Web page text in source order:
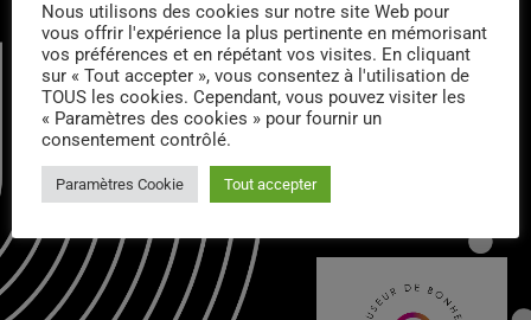
CONTACTS :
Nous utilisons des cookies sur notre site Web pour
vous offrir l'expérience la plus pertinente en mémorisant
vos préférences et en répétant vos visites. En cliquant
sur « Tout accepter », vous consentez à l'utilisation de
TOUS les cookies. Cependant, vous pouvez visiter les
« Paramètres des cookies » pour fournir un
consentement contrôlé.
Paramètres Cookie Tout accepter